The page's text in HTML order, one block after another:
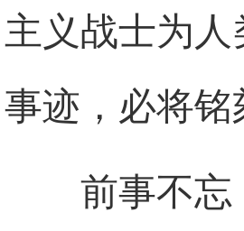
主义战士为
事迹，必将
前事不忘